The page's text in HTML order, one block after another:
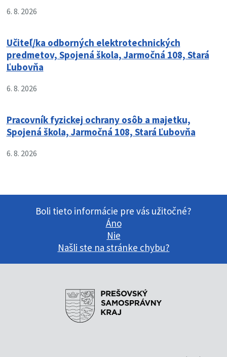
6. 8. 2026
Učiteľ/ka odborných elektrotechnických
predmetov, Spojená škola, Jarmočná 108, Stará
Ľubovňa
6. 8. 2026
Pracovník fyzickej ochrany osôb a majetku,
Spojená škola, Jarmočná 108, Stará Ľubovňa
6. 8. 2026
Boli tieto informácie pre vás užitočné?
Áno
Nie
Našli ste na stránke chybu?